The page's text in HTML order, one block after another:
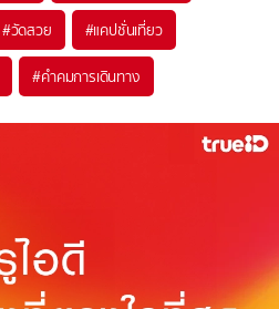
#วัดสวย #แคปชั่นเที่ยว
#คำคมการเดินทาง